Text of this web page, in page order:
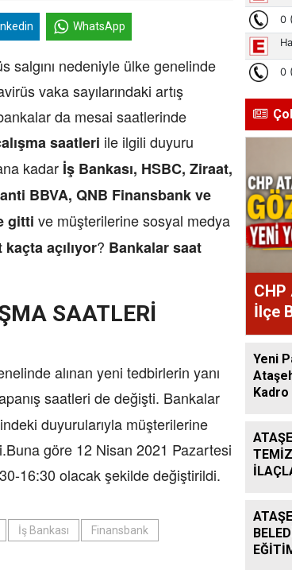
WhatsApp
salgını nedeniyle ülke genelinde
vaka sayılarındaki artış
da mesai saatlerinde
saatleri ile ilgili duyuru
kadar İş Bankası, HSBC, Ziraat,
BBVA, QNB Finansbank ve
gitti ve müşterilerine sosyal medya
açılıyor? Bankalar saat
SAATLERİ
alınan yeni tedbirlerin yanı
saatleri de değişti. Bankalar
duyurularıyla müşterilerine
göre 12 Nisan 2021 Pazartesi
16:30 olacak şekilde değiştirildi.
İş Bankası Finansbank
CHP
İlçe
Yeni